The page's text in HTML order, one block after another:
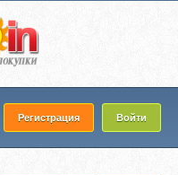
Регистрация Войти